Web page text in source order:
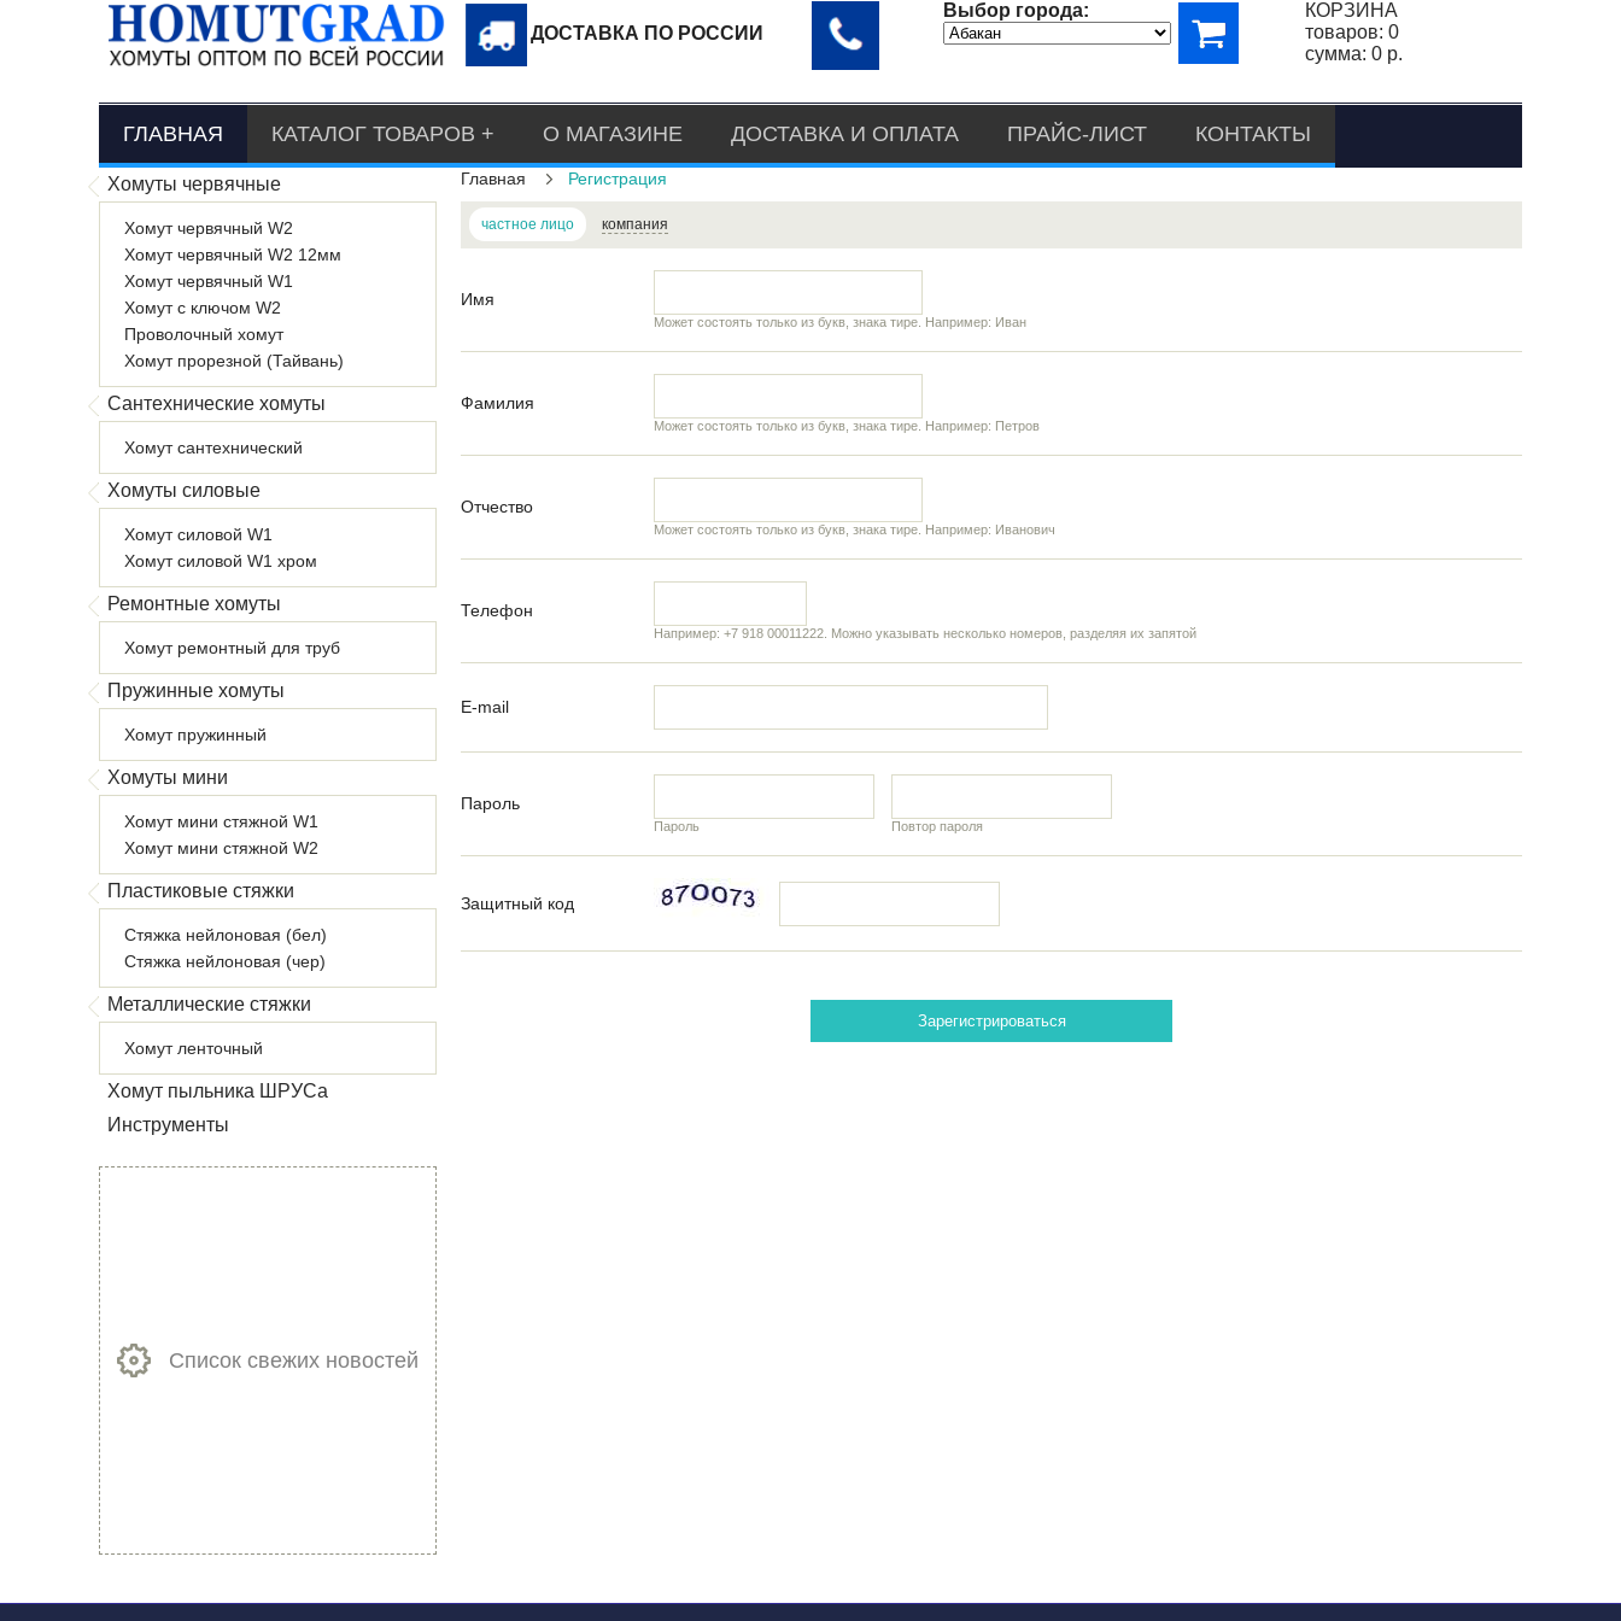
ДОСТАВКА ПО РОССИИ
Выбор города:
КОРЗИНА
товаров: 0
сумма: 0 р.
ГЛАВНАЯ КАТАЛОГ ТОВАРОВ О МАГАЗИНЕ ДОСТАВКА И ОПЛАТА ПРАЙС-ЛИСТ КОНТАКТЫ
Хомуты червячные
Хомут червячный W2
Хомут червячный W2 12мм
Хомут червячный W1
Хомут с ключом W2
Проволочный хомут
Хомут прорезной (Тайвань)
Сантехнические хомуты
Хомут сантехнический
Хомуты силовые
Хомут силовой W1
Хомут силовой W1 хром
Ремонтные хомуты
Хомут ремонтный для труб
Пружинные хомуты
Хомут пружинный
Хомуты мини
Хомут мини стяжной W1
Хомут мини стяжной W2
Пластиковые стяжки
Стяжка нейлоновая (бел)
Стяжка нейлоновая (чер)
Металлические стяжки
Хомут ленточный
Хомут пыльника ШРУСа
Инструменты
Главная Регистрация
частное лицо компания
Имя
Может состоять только из букв, знака тире. Например: Иван
Фамилия
Может состоять только из букв, знака тире. Например: Петров
Отчество
Может состоять только из букв, знака тире. Например: Иванович
Телефон
Например: +7 918 00011222. Можно указывать несколько номеров, разделяя их запятой
E-mail
Пароль
Пароль Повтор пароля
Защитный код
Зарегистрироваться
Список свежих новостей